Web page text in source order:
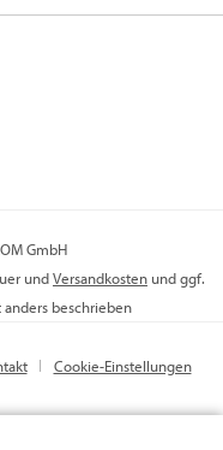
GmbH
undVersandkosten und ggf.
beschrieben
Cookie-Einstellungen